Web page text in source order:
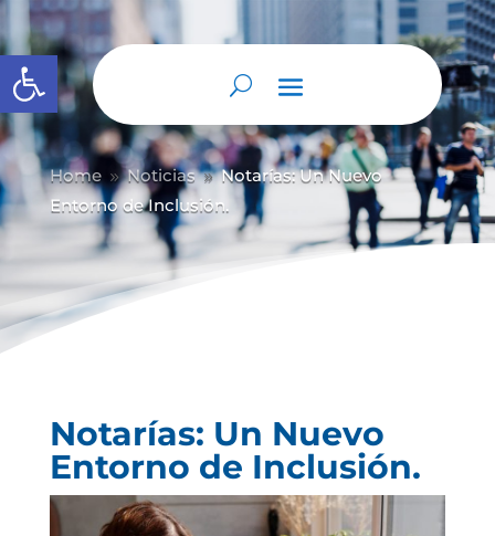
Abrir barra de herramientas
Home 9 Noticias 9 Notarías: Un Nuevo
Entorno de Inclusión.
Notarías: Un Nuevo
Entorno de Inclusión.